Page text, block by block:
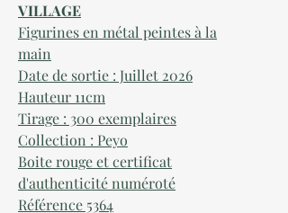
VILLAGE
Figurinesen métal peintes à la
main
Date de sortie : Juillet 2026
Hauteur 11cm
Tirage : 300 exemplaires
Collection : Peyo
Boite rouge et certificat
d'authenticité numéroté
Référence 5364